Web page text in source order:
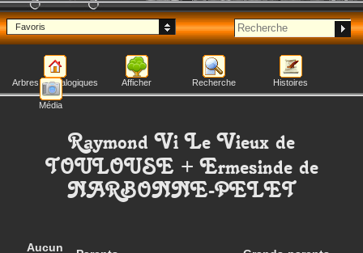
Favoris
Arbres généalogiques Afficher Recherche Histoires
Média
Raymond Vi Le Vieux de
TOULOUSE +Ermesindede
NARBONNE-PELET
Aucun